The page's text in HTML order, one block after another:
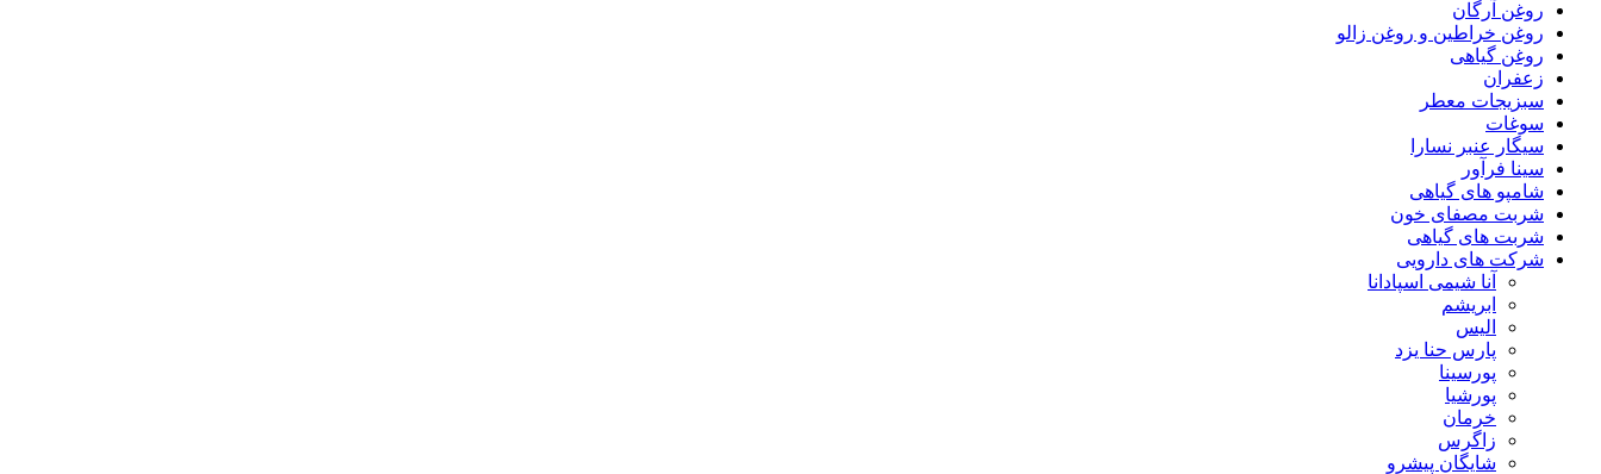
روغن آرگان
روغن خراطین و روغن زالو
روغن گیاهی
زعفران
سبزیجات معطر
سوغات
سیگار عنبر نسارا
سینا فرآور
شامپو های گیاهی
شربت مصفای خون
شربت های گیاهی
شرکت های دارویی
آنا شیمی اسپادانا
ابریشم
الیس
پارس حنا یزد
پورسینا
پورشیا
خرمان
زاگرس
شایگان پیشرو